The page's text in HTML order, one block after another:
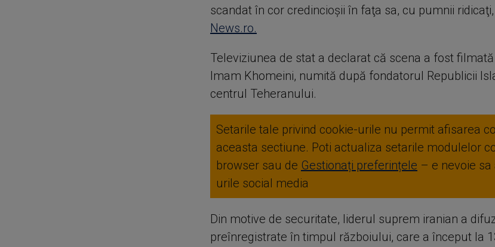
scandat în cor credincioşii în faţa sa, cu pumnii
News.ro.
Televiziunea de stat a declarat că scena a fost
Imam Khomeini, numită după fondatorul Republicii
centrul Teheranului.
Setarile tale privind cookie-urile nu permit afisarea
aceasta sectiune. Poti actualiza setarile modulelor
browser sau de Gestionați preferințele – e nevoie
urile social media
Din motive de securitate, liderul suprem iranian a
preînregistrate în timpul războiului, care a început la